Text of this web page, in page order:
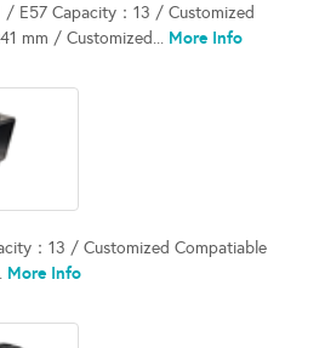
/ E57 Capacity：13 / Customized
mm / Customized... More Info
：13 / Customized Compatiable
More Info